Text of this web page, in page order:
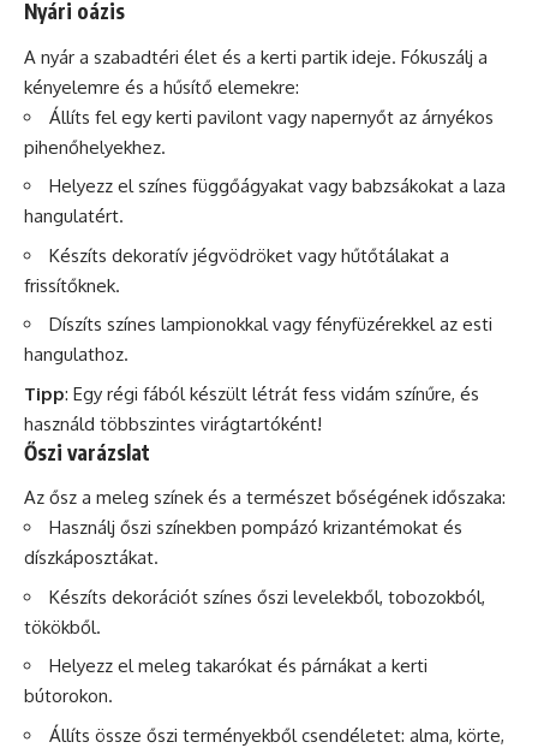
Nyári oázis
A nyár a szabadtéri élet és a kerti partik ideje. Fókuszálj a
kényelemre és a hűsítő elemekre:
Állíts fel egy kerti pavilont vagy napernyőt az árnyékos
pihenőhelyekhez.
Helyezz el színes függőágyakat vagy babzsákokat a laza
hangulatért.
Készíts dekoratív jégvödröket vagy hűtőtálakat a
frissítőknek.
Díszíts színes lampionokkal vagy fényfüzérekkel az esti
hangulathoz.
Tipp: Egy régi fából készült létrát fess vidám színűre, és
használd többszintes virágtartóként!
Őszi varázslat
Az ősz a meleg színek és a természet bőségének időszaka:
Használj őszi színekben pompázó krizantémokat és
díszkáposztákat.
Készíts dekorációt színes őszi levelekből, tobozokból,
tökökből.
Helyezz el meleg takarókat és párnákat a kerti
bútorokon.
Állíts össze őszi terményekből csendéletet: alma, körte,